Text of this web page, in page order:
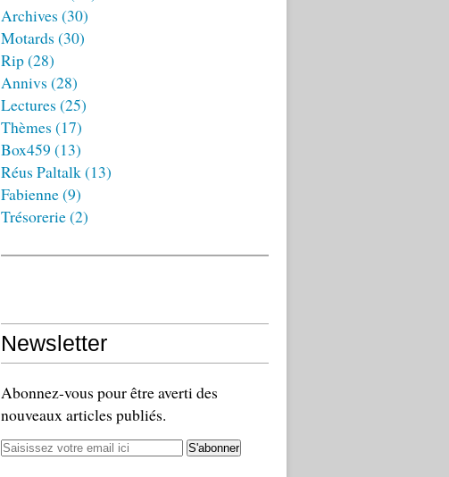
Archives (30)
Motards (30)
Rip(28)
Annivs (28)
Lectures (25)
Thèmes (17)
Box459 (13)
Réus Paltalk(13)
Fabienne(9)
Trésorerie(2)
Newsletter
Abonnez-vous pour être averti des
nouveaux articles publiés.